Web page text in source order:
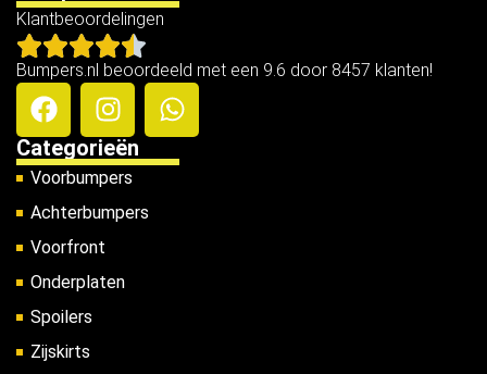
Klantbeoordelingen
Bumpers.nl beoordeeld met een 9.6 door 8457 klanten!
Categorieën
Voorbumpers
Achterbumpers
Voorfront
Onderplaten
Spoilers
Zijskirts